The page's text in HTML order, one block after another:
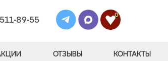
89-55
0
ОТЗЫВЫ КОНТАКТЫ